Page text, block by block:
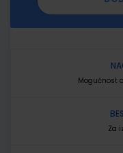
Mogućnost
Za